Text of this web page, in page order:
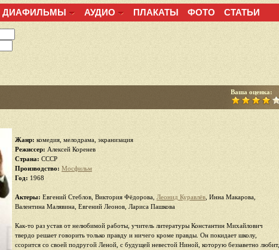
ДИАФИЛЬМЫ АУДИО ПЛАКАТЫ ФОТО СТАТЬИ
Ваша оценка:
Жанр: комедия, мелодрама, экранизация
Режиссер: Алексей Коренев
Страна: СССР
Производство: Мосфильм
Год: 1968
Актеры: Евгений Стеблов, Виктория Фёдорова, Леонид Куравлёв , Инна Макарова,
Валентина Малявина, Евгений Леонов, Лариса Пашкова
Как-то раз устав от нелюбимой работы, учитель литературы Константин Михайлович
твердо решает говорить только правду и ничего кроме правды. Он покидает школу,
ссорится со своей подругой Леной, с будущей невестой Ниной, которую беззаветно любит,